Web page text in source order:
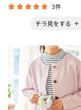
3件
チラ見をする